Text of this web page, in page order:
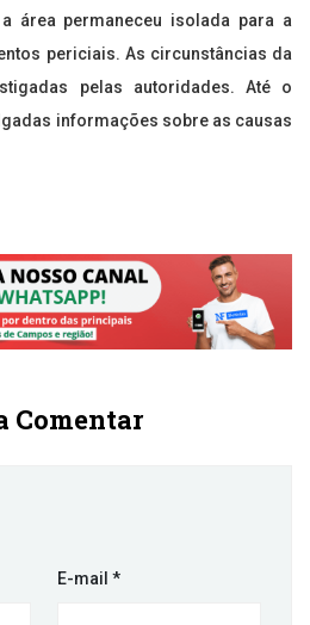
área permaneceu isolada para a
periciais. As circunstâncias da
pelas autoridades. Até o
informações sobre as causas
Comentar
E-mail *